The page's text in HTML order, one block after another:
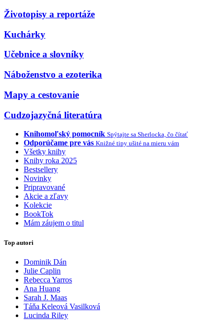
Životopisy a reportáže
Kuchárky
Učebnice a slovníky
Náboženstvo a ezoterika
Mapy a cestovanie
Cudzojazyčná literatúra
Knihomoľský pomocník Spýtajte sa Sherlocka, čo čítať
Odporúčame pre vás Knižné tipy ušité na mieru vám
Všetky knihy
Knihy roka 2025
Bestsellery
Novinky
Pripravované
Akcie a zľavy
Kolekcie
BookTok
Mám záujem o titul
Top autori
Dominik Dán
Julie Caplin
Rebecca Yarros
Ana Huang
Sarah J. Maas
Táňa Keleová Vasilková
Lucinda Riley